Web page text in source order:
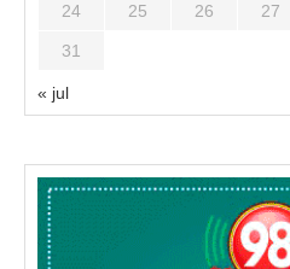
24 25 26 27
31
« jul